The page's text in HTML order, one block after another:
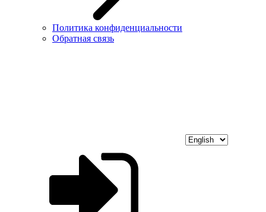
Политика конфиденциальности
Обратная связь